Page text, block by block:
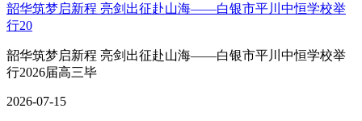
韶华筑梦启新程 亮剑出征赴山海——白银市平川中恒学校举
行20
韶华筑梦启新程 亮剑出征赴山海——白银市平川中恒学校举
行2026届高三毕
2026-07-15